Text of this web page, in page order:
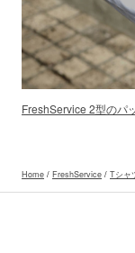
FreshService 2型のパ
Home / FreshService / Tシャ